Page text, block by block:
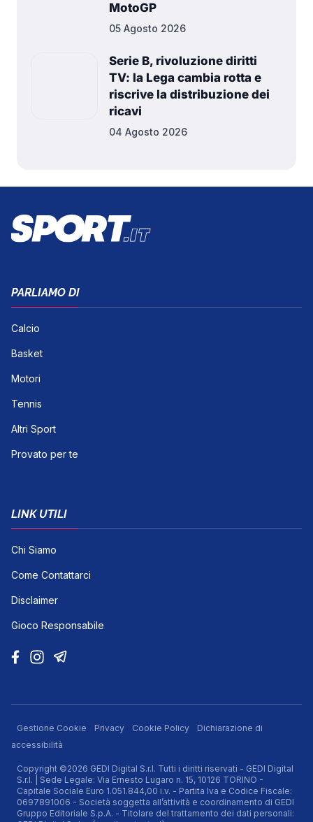
MotoGP
05 Agosto 2026
Serie B, rivoluzione diritti
TV: la Lega cambia rotta e
riscrive la distribuzione dei
ricavi
04 Agosto 2026
PARLIAMO DI
Calcio
Basket
Motori
Tennis
Altri Sport
Provato per te
LINK UTILI
Chi Siamo
Come Contattarci
Disclaimer
Gioco Responsabile
Gestione Cookie Privacy Cookie Policy
Dichiarazione di
accessibilità
Copyright ©2026 GEDI Digital S.r.l. Tutti i diritti riservati - GEDI Digital
S.r.l. | Sede Legale: Via Ernesto Lugaro n. 15, 10126 TORINO -
Capitale Sociale Euro 1.051.844,00 i.v. - Partita Iva e Codice Fiscale:
0697891006 - Società soggetta all’attività e coordinamento di GEDI
Gruppo Editoriale S.p.A. - Titolare del trattamento dei dati personali: